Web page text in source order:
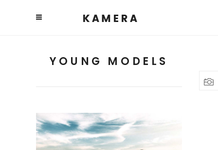
YOUNG MODELS